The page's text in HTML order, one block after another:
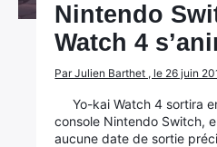
Nintendo
Watch 4
Par Julien Barthet , le 26 juin
Yo-kai Watch 4 sortira
console Nintendo Switch,
aucune date de sortie